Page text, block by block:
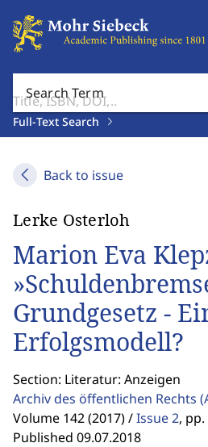
Search Term
Full-Text Search
Back to issue
Lerke Osterloh
Marion Eva
Grundgesetz -
Erfolgsmodell?
Section: Literatur: Anzeigen
Archiv des öffentlichen Rechts
Volume 142 (2017) /Issue 2, pp.
Published 09.07.2018